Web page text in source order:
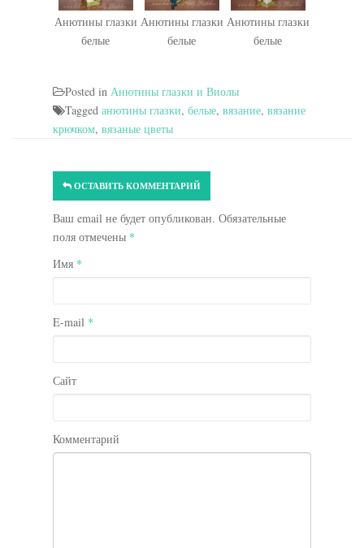
Анютины глазки
белые
Анютины глазки
белые
Анютины глазки
белые
Posted in Анютины глазки и Виолы
Tagged анютины глазки, белые, вязание, вязание
крючком, вязаные цветы
ОСТАВИТЬ КОММЕНТАРИЙ
Ваш email не будет опубликован. Обязательные
поля отмечены *
Имя *
E-mail *
Сайт
Комментарий